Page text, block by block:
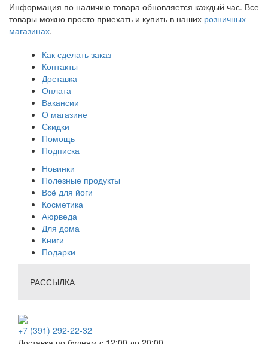
Информация по наличию товара обновляется каждый час. Все
товары можно просто приехать и купить в наших розничных
магазинах.
Как сделать заказ
Контакты
Доставка
Оплата
Вакансии
О магазине
Скидки
Помощь
Подписка
Новинки
Полезные продукты
Всё для йоги
Косметика
Аюрведа
Для дома
Книги
Подарки
РАССЫЛКА
+7 (391) 292-22-32